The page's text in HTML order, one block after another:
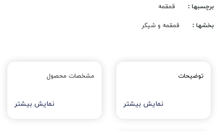
برچسبها : قمقمه
بخشها : قمقمه و شیکر
توضیحات
نمایش بیشتر
مشخصات محصول
نمایش بیشتر